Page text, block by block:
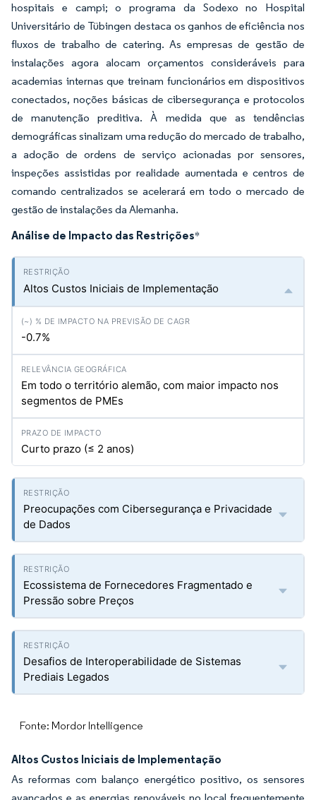
hospitais e campi; o programa da Sodexo no Hospital
Universitário de Tübingen destaca os ganhos de eficiência nos
fluxos de trabalho de catering. As empresas de gestão de
instalações agora alocam orçamentos consideráveis para
academias internas que treinam funcionários em dispositivos
conectados, noções básicas de cibersegurança e protocolos
de manutenção preditiva. À medida que as tendências
demográficas sinalizam uma redução do mercado de trabalho,
a adoção de ordens de serviço acionadas por sensores,
inspeções assistidas por realidade aumentada e centros de
comando centralizados se acelerará em todo o mercado de
gestão de instalações da Alemanha.
Análise de Impacto das Restrições*
Altos Custos Iniciais de Implementação
-0.7%
Em todo o território alemão, com maior impacto nos
segmentos de PMEs
Curto prazo (≤ 2 anos)
Preocupações com Cibersegurança e Privacidade
de Dados
Ecossistema de Fornecedores Fragmentado e
Pressão sobre Preços
Desafios de Interoperabilidade de Sistemas
Prediais Legados
Fonte: Mordor Intelligence
Altos Custos Iniciais de Implementação
As reformas com balanço energético positivo, os sensores